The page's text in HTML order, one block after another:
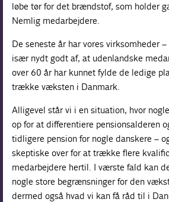
løbe tør for det brændstof, som holder
Nemlig medarbejdere.
De seneste år har vores virksomheder
især nydt godt af, at udenlandske
over 60 år har kunnet fylde de ledige
trække væksten i Danmark.
Alligevel står vi i en situation, hvor
op for at differentiere pensionsalderen
tidligere pension for nogle danskere –
skeptiske over for at trække flere
medarbejdere hertil. I værste fald kan
nogle store begrænsninger for den
dermed også hvad vi kan få råd til i